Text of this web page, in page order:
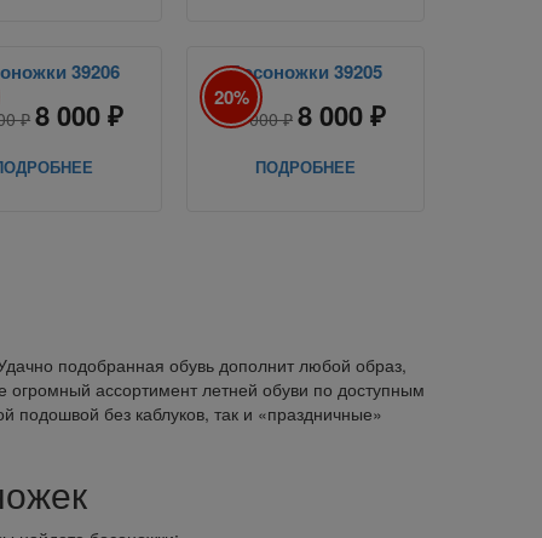
39206
₽ 8 000 ₽ 20%
Босоножки 39205
10 000 ₽ 8 000 ₽
ПОДРОБНЕЕ
подобранная обувь дополнит любой образ,
огромный ассортимент летней обуви по доступным
подошвой без каблуков, так и «праздничные»